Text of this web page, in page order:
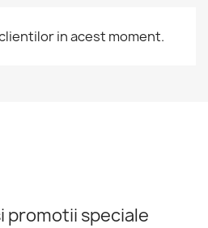
in acest moment.
promotii speciale